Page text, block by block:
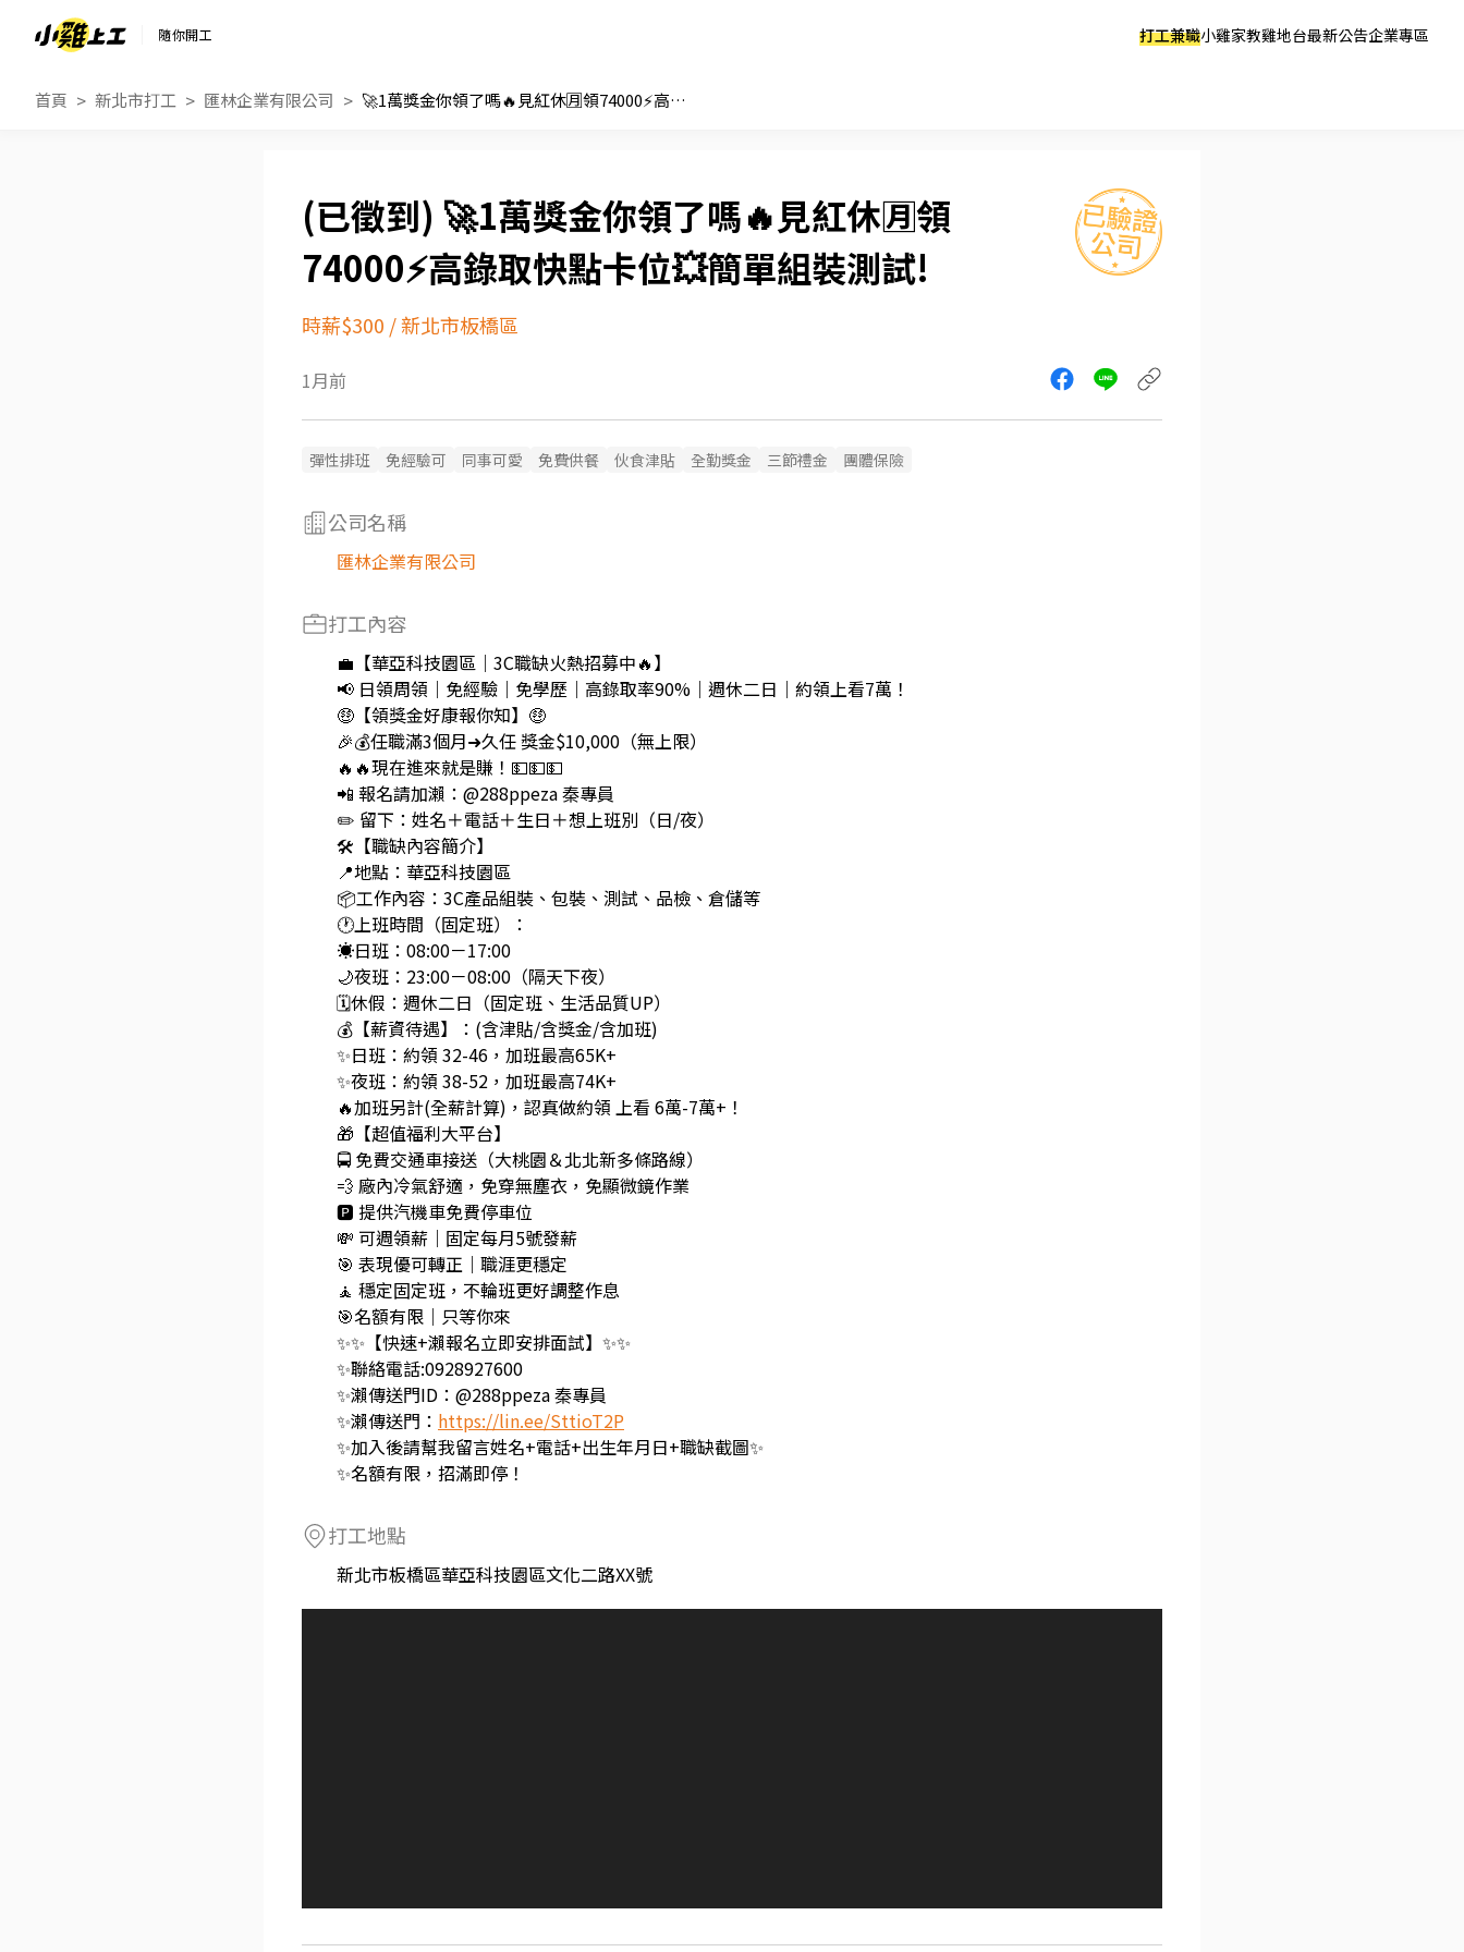
隨你開工 打工兼職小雞家教雞地台最新公告企業專區
首頁 新北市打工 匯林企業有限公司 🚀1萬獎金你領了嗎🔥見紅休🈷️領74000⚡高錄取快點卡位💥簡單組裝測試!
🚀1萬獎金你領了嗎🔥見紅休🈷️領
74000⚡高錄取快點卡位💥簡單組裝測試!
時薪$300 /新北市板橋區
1月前
彈性排班 免經驗可 同事可愛 免費供餐 伙食津貼 全勤獎金 三節禮金 團體保險
公司名稱
匯林企業有限公司
打工內容
💼【華亞科技園區｜3C職缺火熱招募中🔥】
📢 日領周領｜免經驗｜免學歷｜高錄取率90%｜週休二日｜約領上看7萬！
🤑【領獎金好康報你知】🤑
🎉💰任職滿3個月➜久任 獎金$10,000（無上限）
🔥🔥現在進來就是賺！💵💵💵
📲 報名請加瀨：@288ppeza 秦專員
✏️ 留下：姓名＋電話＋生日＋想上班別（日/夜）
🛠️【職缺內容簡介】
📍地點：華亞科技園區
📦工作內容：3C產品組裝、包裝、測試、品檢、倉儲等
🕐上班時間（固定班）：
☀️日班：08:00－17:00
🌙夜班：23:00－08:00（隔天下夜）
🗓️休假：週休二日（固定班、生活品質UP）
💰【薪資待遇】：(含津貼/含獎金/含加班)
✨日班：約領 32-46，加班最高65K+
✨夜班：約領 38-52，加班最高74K+
🔥加班另計(全薪計算)，認真做約領 上看 6萬-7萬+！
🎁【超值福利大平台】
🚍 免費交通車接送（大桃園＆北北新多條路線）
💨 廠內冷氣舒適，免穿無塵衣，免顯微鏡作業
🅿️ 提供汽機車免費停車位
💸 可週領薪｜固定每月5號發薪
🎯 表現優可轉正｜職涯更穩定
🧘 穩定固定班，不輪班更好調整作息
🎯名額有限｜只等你來
✨✨【快速+瀨報名立即安排面試】✨✨
✨聯絡電話:0928927600
✨瀨傳送門ID：@288ppeza 秦專員
✨瀨傳送門： https://lin.ee/SttioT2P
✨加入後請幫我留言姓名+電話+出生年月日+職缺截圖✨
✨名額有限，招滿即停！
打工地點
新北市板橋區華亞科技園區文化二路XX號